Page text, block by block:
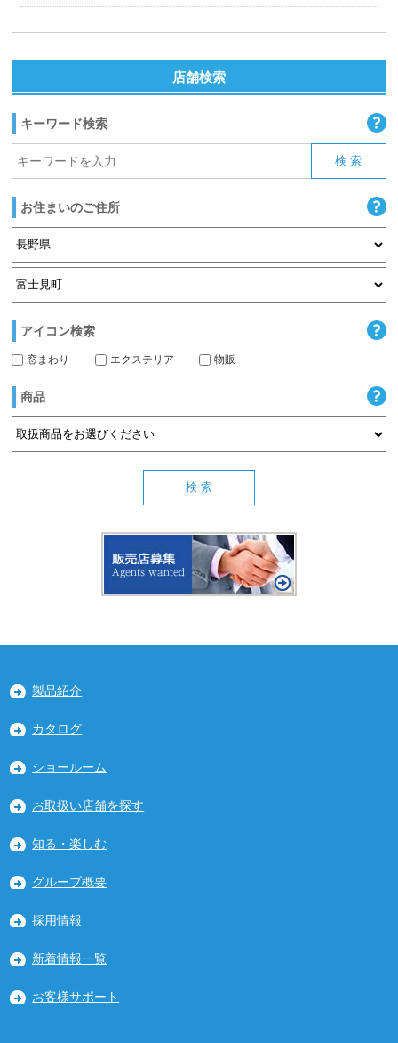
店舗検索
キーワード検索
お住まいのご住所
アイコン検索
窓まわり エクステリア 物販
商品
製品紹介
カタログ
ショールーム
お取扱い店舗を探す
知る・楽しむ
グループ概要
採用情報
新着情報一覧
お客様サポート